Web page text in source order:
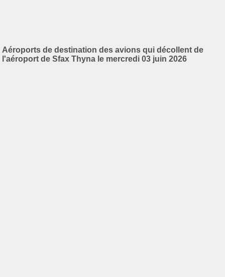
Aéroports de destination des avions qui décollent de
l'aéroport de Sfax Thyna le mercredi 03 juin 2026